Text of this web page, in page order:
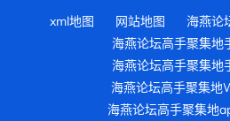
xml地图 网站地图
海燕论
海燕论坛高手聚集地
海燕论坛高手聚集地
海燕论坛高手聚集地
海燕论坛高手聚集地